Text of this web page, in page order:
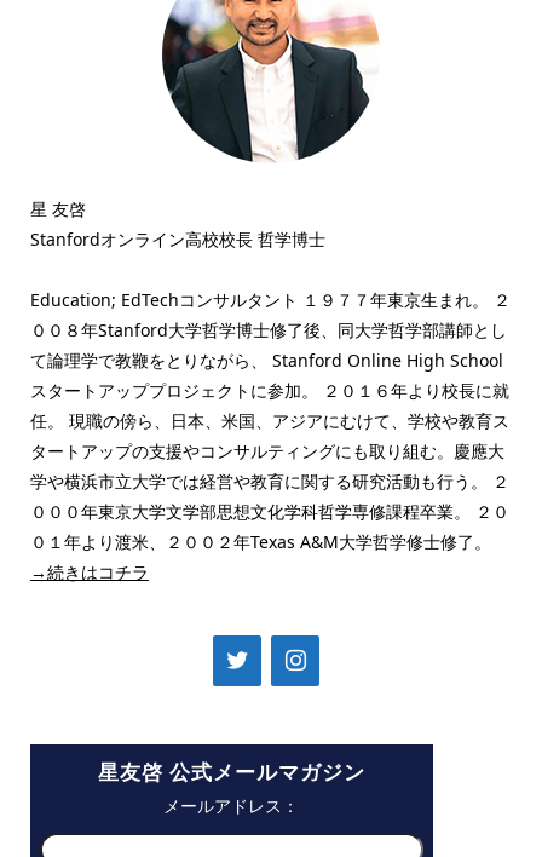
星 友啓
Stanfordオンライン高校校長 哲学博士
Education; EdTechコンサルタント １９７７年東京生まれ。 ２
００８年Stanford大学哲学博士修了後、同大学哲学部講師とし
て論理学で教鞭をとりながら、 Stanford Online High School
スタートアッププロジェクトに参加。 ２０１６年より校長に就
任。 現職の傍ら、日本、米国、アジアにむけて、学校や教育ス
タートアップの支援やコンサルティングにも取り組む。慶應大
学や横浜市立大学では経営や教育に関する研究活動も行う。 ２
０００年東京大学文学部思想文化学科哲学専修課程卒業。 ２０
０１年より渡米、２００２年Texas A&M大学哲学修士修了。
→続きはコチラ
星友啓 公式メールマガジン
メールアドレス：